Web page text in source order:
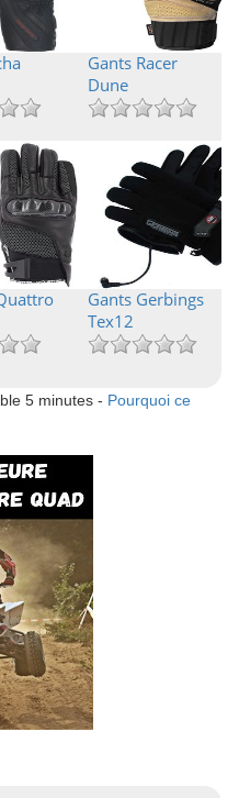
Gants Racer
Dune
Gants Gerbings
Tex12
5 minutes - Pourquoi ce